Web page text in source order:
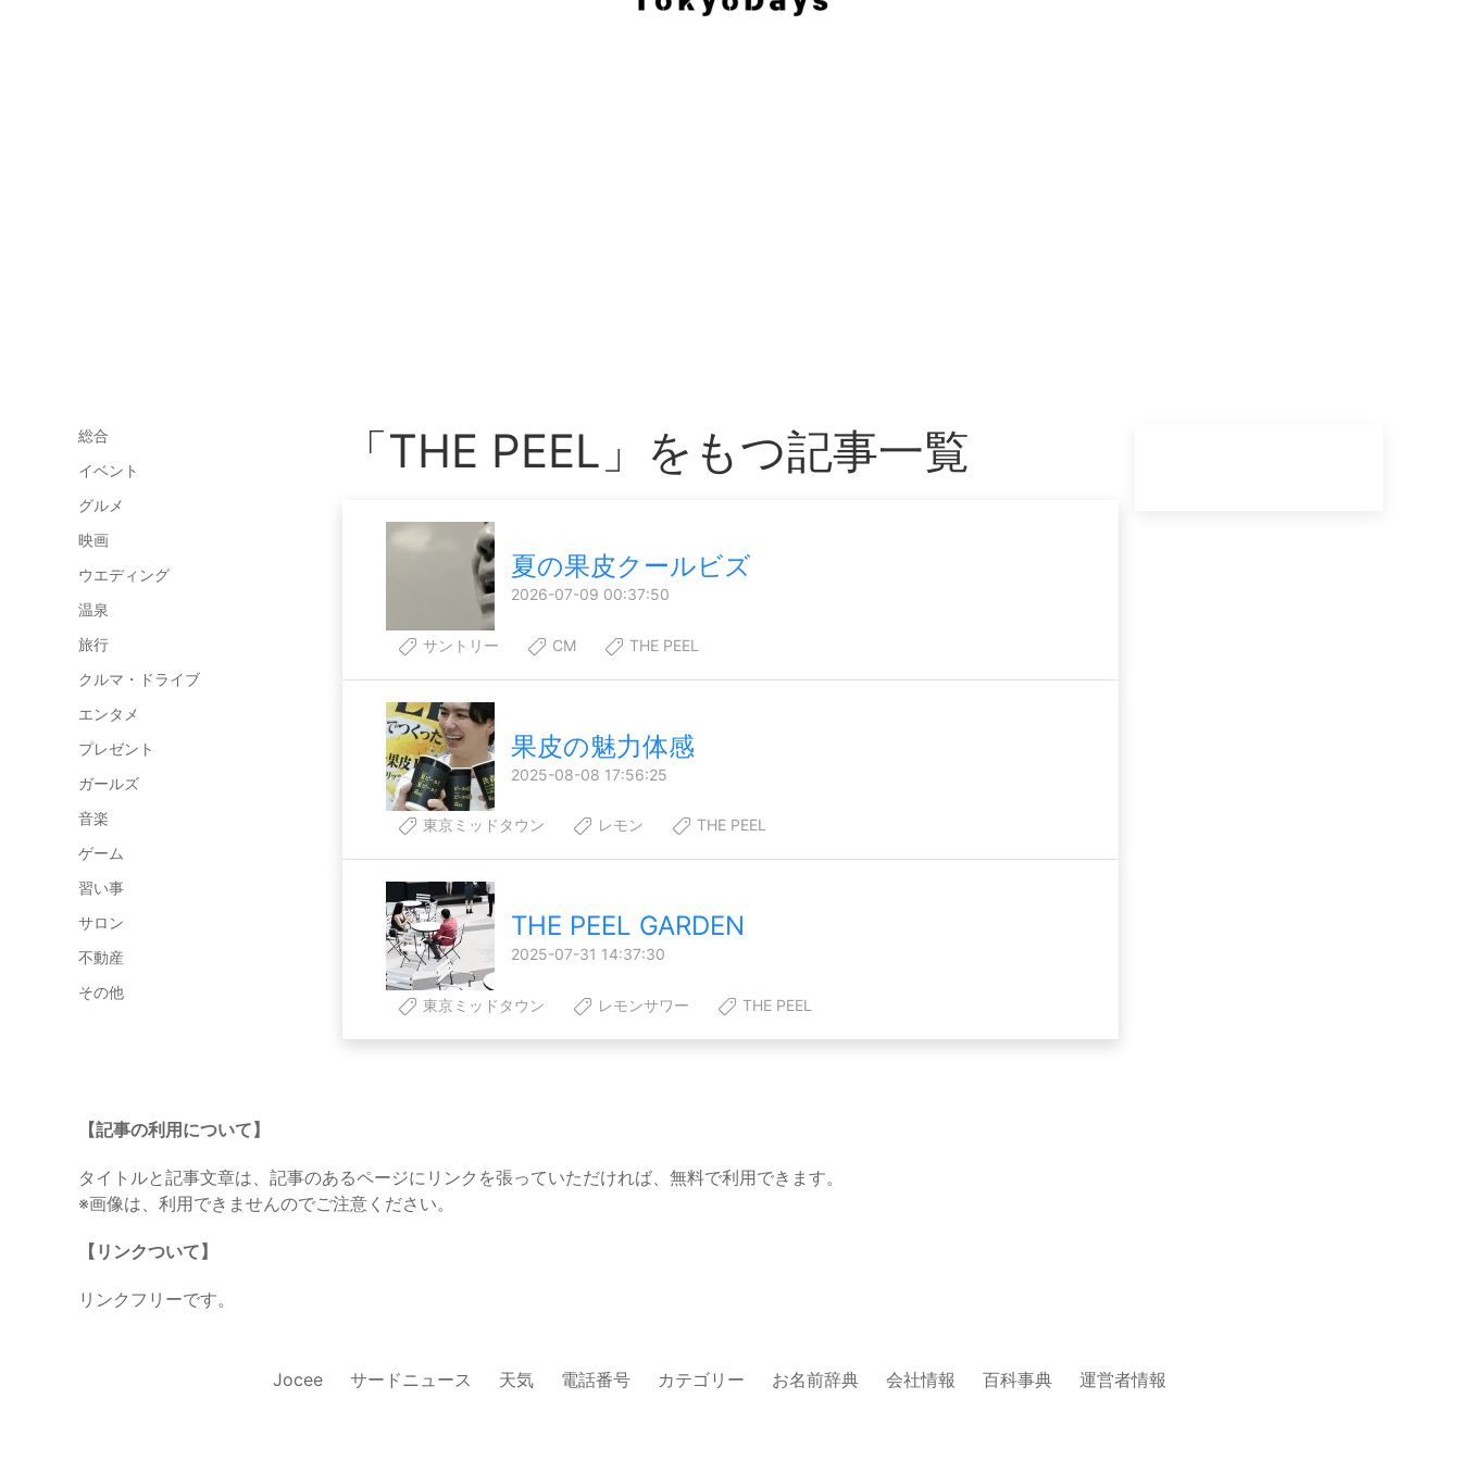
総合
イベント
グルメ
映画
ウエディング
温泉
旅行
クルマ・ドライブ
エンタメ
プレゼント
ガールズ
音楽
ゲーム
習い事
サロン
不動産
その他
「THE PEEL」をもつ記事一覧
夏の果皮クールビズ
2026-07-09 00:37:50
サントリー CM THE PEEL
果皮の魅力体感
2025-08-08 17:56:25
東京ミッドタウン レモン THE PEEL
THE PEEL GARDEN
2025-07-31 14:37:30
東京ミッドタウン レモンサワー THE PEEL
【記事の利用について】
タイトルと記事文章は、記事のあるページにリンクを張っていただければ、無料で利用できます。
※画像は、利用できませんのでご注意ください。
【リンクついて】
リンクフリーです。
Jocee サードニュース 天気 電話番号 カテゴリー お名前辞典 会社情報 百科事典 運営者情報